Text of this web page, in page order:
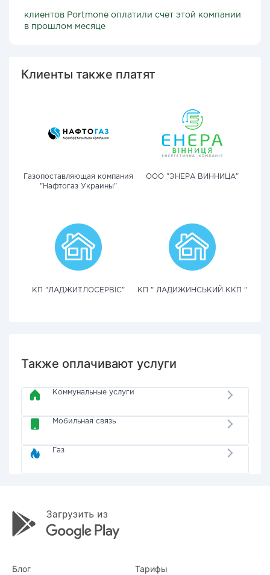
клиентов Portmone оплатили счет этой компании
в прошлом месяце
Клиенты также платят
Газопоставляющая компания
"Нафтогаз Украины"
ООО "ЭНЕРА ВИННИЦА"
КП "ЛАДЖИТЛОСЕРВІС" КП " ЛАДИЖИНСЬКИЙ ККП "
Также оплачивают услуги
Коммунальные услуги
Мобильная связь
Газ
Блог Тарифы